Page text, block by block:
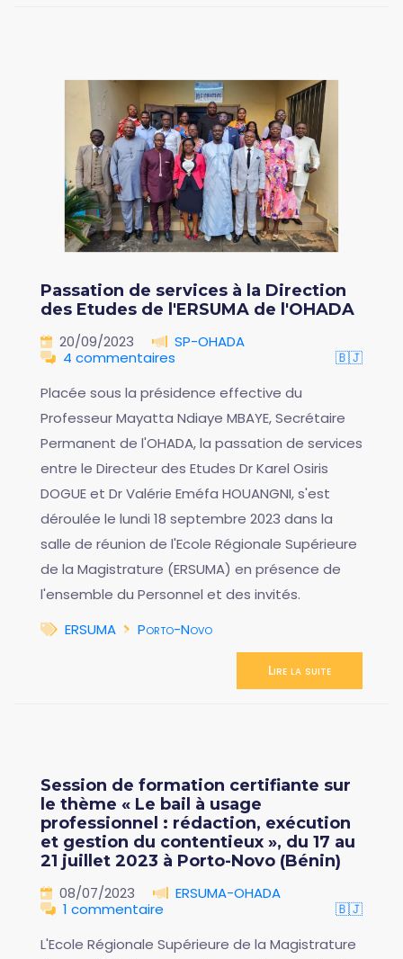
Passation de services à la Direction
des Etudes de l'ERSUMA de l'OHADA
20/09/2023
SP-OHADA
4 commentaires
🇧🇯
Placée sous la présidence effective du
Professeur Mayatta Ndiaye MBAYE, Secrétaire
Permanent de l'OHADA, la passation de services
entre le Directeur des Etudes Dr Karel Osiris
DOGUE et Dr Valérie Eméfa HOUANGNI, s'est
déroulée le lundi 18 septembre 2023 dans la
salle de réunion de l'Ecole Régionale Supérieure
de la Magistrature (ERSUMA) en présence de
l'ensemble du Personnel et des invités.
ERSUMA
Porto-Novo
Lire la suite
Session de formation certifiante sur
le thème « Le bail à usage
professionnel : rédaction, exécution
et gestion du contentieux », du 17 au
21 juillet 2023 à Porto-Novo (Bénin)
08/07/2023
ERSUMA-OHADA
1 commentaire
🇧🇯
L'Ecole Régionale Supérieure de la Magistrature